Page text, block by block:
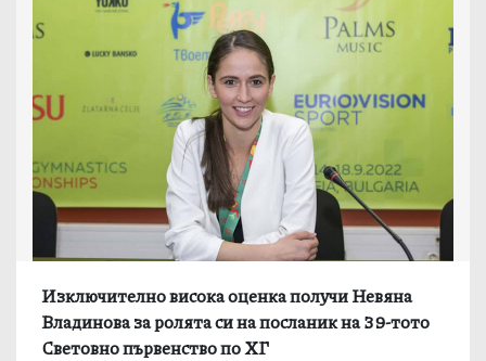
Изключително висока оценка получи Невяна
Владинова за ролята си на посланик на 39-тото
Световно първенство по ХГ